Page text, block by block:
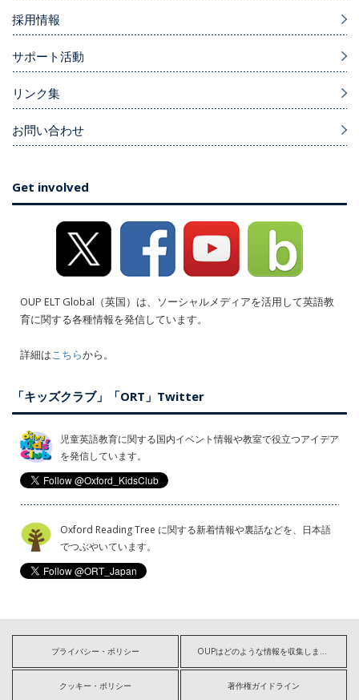
採用情報
サポート活動
リンク集
お問い合わせ
Get involved
OUP ELT Global（英国）は、ソーシャルメディアを活用して英語教
育に関する各種情報を発信しています。
詳細はこちらから。
「キッズクラブ」「ORT」Twitter
児童英語教育に関する国内イベント情報や教室で役立つアイデア
を発信しています。
Oxford Reading Tree に関する新着情報や裏話などを、日本語
でつぶやいています。
プライバシー・ポリシー OUPはどのような情報を収集しますか?
クッキー・ポリシー 著作権ガイドライン